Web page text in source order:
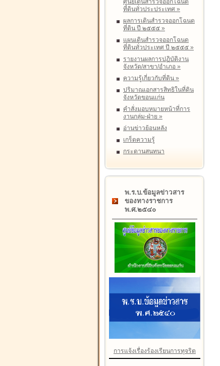
ศูนย์เดินสำรวจออกโฉนด
ที่ดินทั่วประประเทศ »
ผลการเดินสำรวจออกโฉนด
ที่ดิน ปี ๒๕๕๕ »
แผนเดินสำรวจออกโฉนด
ที่ดินทั่วประเทศ ปี ๒๕๕๕ »
รายงานผลการปฏิบัติงาน
จังหวัด/สาขา/อำเภอ »
ความรู้เกี่ยวกับที่ดิน »
ปริมาณเอกสารสิทธิในที่ดิน
จังหวัดขอนแก่น
คำสั่งมอบหมายหน้าที่การ
งานกลุ่ม-ฝ่าย »
อ่านข่าวย้อนหลัง
เกร็ดความรู้
กระดานสนทนา
พ.ร.บ.ข้อมูลข่าวสาร
ของทางราชการ
พ.ศ.๒๕๔๐
การแจ้งเรื่องร้องเรียนการทุจริต